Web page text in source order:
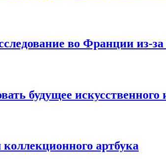
во Франции из-
будущее искусственного
артбука